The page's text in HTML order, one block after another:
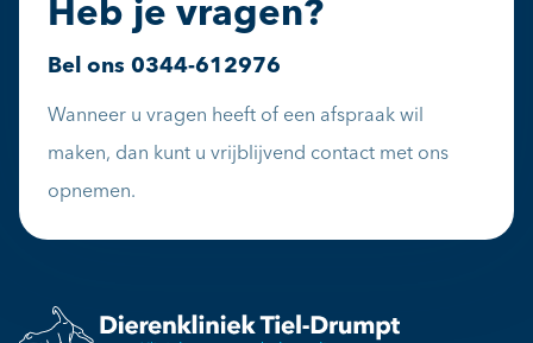
Heb je vragen?
Bel ons 0344-612976
Wanneer u vragen heeft of een afspraak wil
maken, dan kunt u vrijblijvend contact met ons
opnemen.